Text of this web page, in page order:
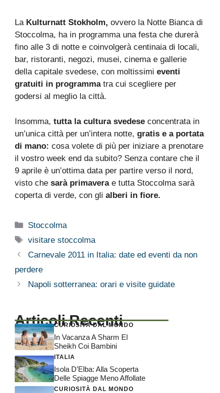
La Kulturnatt Stokholm, ovvero la Notte Bianca di
Stoccolma, ha in programma una festa che durerà
fino alle 3 di notte e coinvolgerà centinaia di locali,
bar, ristoranti, negozi, musei, cinema e gallerie
della capitale svedese, con moltissimi eventi
gratuiti in programmatra cui scegliere per
godersi al meglio la città.
Insomma, tutta la cultura svedese concentrata in
un’unica città per un’intera notte, gratis e a portata
di mano: cosa volete di più per iniziare a prenotare
il vostro week end da subito? Senza contare che il
9 aprile è un’ottima data per partire verso il nord,
visto che sarà primaverae tutta Stoccolma sarà
coperta di verde, con gli alberi in fiore.
Categorie
Stoccolma
Tag
visitare stoccolma
Carnevale 2011 in Italia: date ed eventi da non
perdere
Napoli sotterranea: orari e visite guidate
Articoli Recenti
CURIOSITÀ DAL MONDO
In Vacanza A Sharm El
Sheikh Coi Bambini
ITALIA
Isola D’Elba: Alla Scoperta
Delle Spiagge Meno Affollate
CURIOSITÀ DAL MONDO